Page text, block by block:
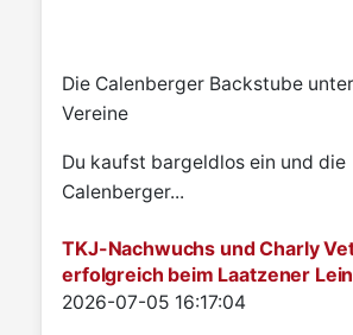
Die Calenberger Backstube
Vereine
Du kaufst bargeldlos ein und die
Calenberger...
TKJ-Nachwuchs und Charly
erfolgreich beim Laatzener
Details
2026-07-05 16:17:04